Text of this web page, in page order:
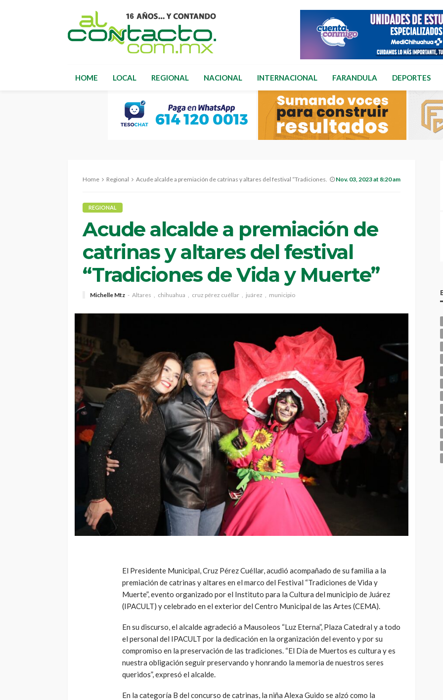
HOME LOCAL REGIONAL NACIONAL INTERNACIONAL FARANDULA DEPORTES
Home Regional Acude alcalde a premiación de catrinas y altares del festival “Tradiciones de Vida y Muerte” Nov. 03, 2023 at 8:20 am
REGIONAL
Acude alcalde a premiación de
catrinas y altares del festival
“Tradiciones de Vida y Muerte”
Michelle Mtz Altares chihuahua cruz pérez cuéllar juárez municipio
El Presidente Municipal, Cruz Pérez Cuéllar, acudió acompañado de su familia a la
premiación de catrinas y altares en el marco del Festival “Tradiciones de Vida y
Muerte”, evento organizado por el Instituto para la Cultura del municipio de Juárez
(IPACULT) y celebrado en el exterior del Centro Municipal de las Artes (CEMA).
En su discurso, el alcalde agradeció a Mausoleos “Luz Eterna”, Plaza Catedral y a todo
el personal del IPACULT por la dedicación en la organización del evento y por su
compromiso en la preservación de las tradiciones. “El Día de Muertos es cultura y es
nuestra obligación seguir preservando y honrando la memoria de nuestros seres
queridos”, expresó el alcalde.
En la categoría B del concurso de catrinas, la niña Alexa Guido se alzó como la